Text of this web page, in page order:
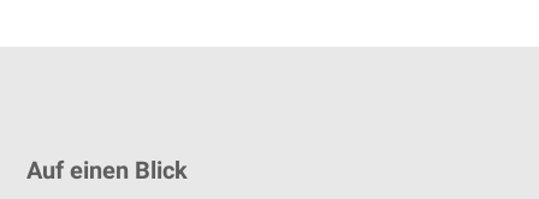
Auf einen Blick